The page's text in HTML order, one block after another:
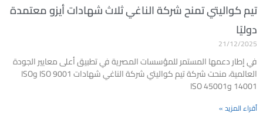
تيم كواليتي تمنح شركة الناغي ثلاث شهادات أيزو معتمدة
دوليًا
21/12/2025
في إطار دعمها المستمر للمؤسسات المصرية في تطبيق أعلى معايير الجودة
العالمية، منحت شركة تيم كواليتي شركة الناغي شهادات ISO 9001 وISO
14001 وISO 45001
أقراء المزيد »